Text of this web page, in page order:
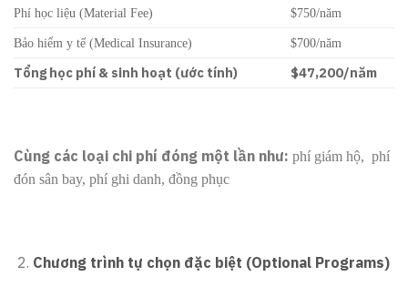
Phí học liệu (Material Fee) $750/năm
Bảo hiểm y tế (Medical Insurance) $700/năm
Tổng học phí & sinh hoạt (ước tính) $47,200/năm
Cùng các loại chi phí đóng một lần như: phí giám hộ, phí
đón sân bay, phí ghi danh, đồng phục
Chương trình tự chọn đặc biệt (Optional Programs)